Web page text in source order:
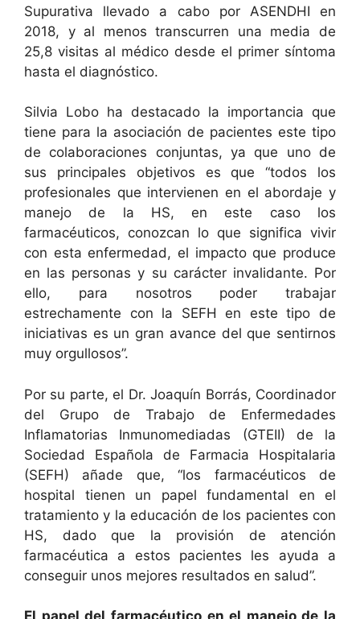
Supurativa llevado a cabo por ASENDHI en
2018, y al menos transcurren una media de
25,8 visitas al médico desde el primer síntoma
hasta el diagnóstico.
Silvia Lobo ha destacado la importancia que
tiene para la asociación de pacientes este tipo
de colaboraciones conjuntas, ya que uno de
sus principales objetivos es que “todos los
profesionales que intervienen en el abordaje y
manejo de la HS, en este caso los
farmacéuticos, conozcan lo que significa vivir
con esta enfermedad, el impacto que produce
en las personas y su carácter invalidante. Por
ello, para nosotros poder trabajar
estrechamente con la SEFH en este tipo de
iniciativas es un gran avance del que sentirnos
muy orgullosos”.
Por su parte, el Dr. Joaquín Borrás, Coordinador
del Grupo de Trabajo de Enfermedades
Inflamatorias Inmunomediadas (GTEII) de la
Sociedad Española de Farmacia Hospitalaria
(SEFH) añade que, “los farmacéuticos de
hospital tienen un papel fundamental en el
tratamiento y la educación de los pacientes con
HS, dado que la provisión de atención
farmacéutica a estos pacientes les ayuda a
conseguir unos mejores resultados en salud”.